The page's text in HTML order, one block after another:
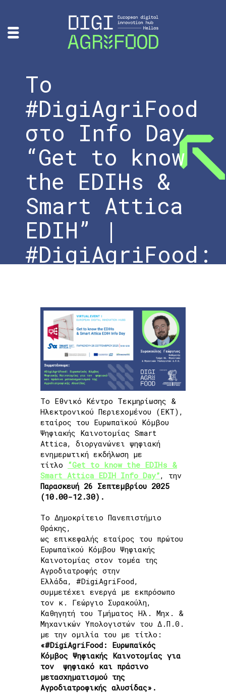
To
#DigiAgriFood
στο Info Day
“Get to know
the EDIHs &
Smart Attica
EDIH” |
#DigiAgriFood:
Κόμβος Ψηφιακής
Καινοτομίας για
τον ψηφιακό και
πράσινο
μετασχηματισμού
της
Αγροδιατροφικής
αλυσίδας –
Virtual Event
Home»To #DigiAgriFood στο Info Day “Get to
know the EDIHs & Smart Attica EDIH” |
#DigiAgriFood: Ευρωπαϊκός Κόμβος Ψηφιακής
Καινοτομίας για τον ψηφιακό και πράσινο
μετασχηματισμού της Αγροδιατροφικής αλυσίδας
Virtual Event
Το Εθνικό Κέντρο Τεκμηρίωσης &
Ηλεκτρονικού Περιεχομένου (ΕΚΤ),
εταίρος του Ευρωπαϊκού Κόμβου
Ψηφιακής Καινοτομίας Smart
Attica, διοργανώνει ψηφιακή
ενημερωτική εκδήλωση με
τίτλο “Get to know the EDIHs &
Smart Attica EDIH Info Day”, την
Παρασκευή 26 Σεπτεμβρίου 2025
(10.00-12.30).
Το Δημοκρίτειο Πανεπιστήμιο
Θράκης,
ως επικεφαλής εταίρος του πρώτου
Ευρωπαϊκού Κόμβου Ψηφιακής
Καινοτομίας στον τομέα της
Αγροδιατροφής στην
Ελλάδα, #DigiAgriFood,
συμμετέχει ενεργά με εκπρόσωπο
τον κ. Γεώργιο Συρακούλη,
Καθηγητή του Τμήματος Ηλ. Μηχ. &
Μηχανικών Υπολογιστών του Δ.Π.Θ.
με την ομιλία του με τίτλο:
«#DigiAgriFood: Ευρωπαϊκός
Κόμβος Ψηφιακής Καινοτομίας για
τον ψηφιακό και πράσινο
μετασχηματισμού της
Αγροδιατροφικής αλυσίδας».